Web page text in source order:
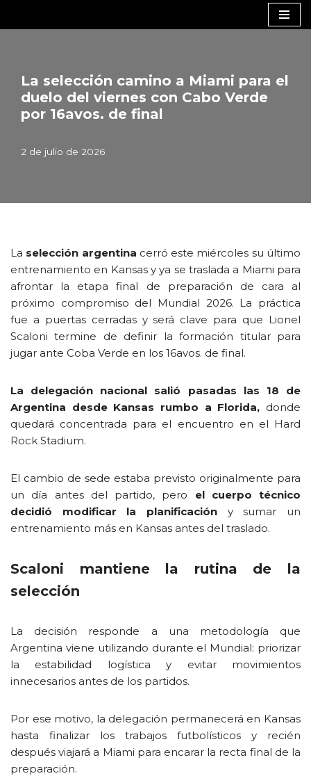
La selección camino a Miami para el
duelo del viernes con Cabo Verde
por 16avos. de final
2 de julio de 2026
La selección argentina cerró este miércoles su último
entrenamiento en Kansas y ya se traslada a Miami para
afrontar la etapa final de preparación de cara al
próximo compromiso del Mundial 2026. La práctica
fue a puertas cerradas y será clave para que Lionel
Scaloni termine de definir la formación titular para
jugar ante Coba Verde en los 16avos. de final.
La delegación nacional salió pasadas las 18 de
Argentina desde Kansas rumbo a Florida, donde
quedará concentrada para el encuentro en el Hard
Rock Stadium.
El cambio de sede estaba previsto originalmente para
un día antes del partido, pero el cuerpo técnico
decidió modificar la planificación y sumar un
entrenamiento más en Kansas antes del traslado.
Scaloni mantiene la rutina de la
selección
La decisión responde a una metodología que
Argentina viene utilizando durante el Mundial: priorizar
la estabilidad logística y evitar movimientos
innecesarios antes de los partidos.
Por ese motivo, la delegación permanecerá en Kansas
hasta finalizar los trabajos futbolísticos y recién
después viajará a Miami para encarar la recta final de la
preparación.